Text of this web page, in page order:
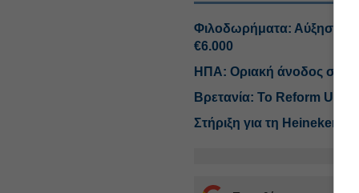
Φιλοδωρήματα: Αύξηση
€6.000
ΗΠΑ: Οριακή άνοδος στις
Βρετανία: Το Reform UK
Στήριξη για τη Heineken